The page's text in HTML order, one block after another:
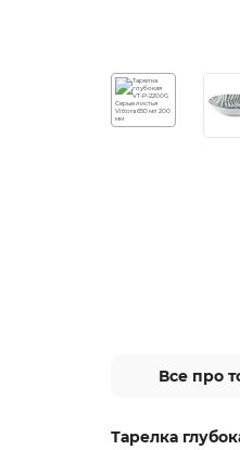
Все про
Тарелка